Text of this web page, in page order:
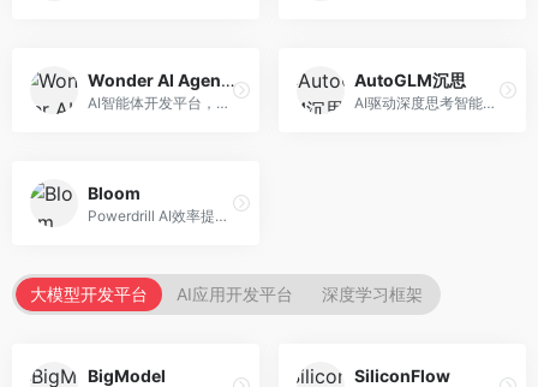
Wonder AI Agents
AI智能体开发平台，专注于低代码智能体创建。面向开发者，提供可视化开发、模板库、部署服务等功能，开发门槛低。
AutoGLM沉思
AI驱动深度思考智能体，专注于复杂推理任务。面向高级用户，提供深度分析、逻辑推理、决策支持等服务，推理能力强。
Bloom
Powerdrill AI效率提升平台，专注于企业智能化。面向企业用户，提供智能体创建、流程自动化、数据分析等服务，企业效率提升显著。
大模型开发平台 AI应用开发平台 深度学习框架
BigModel SiliconFlow